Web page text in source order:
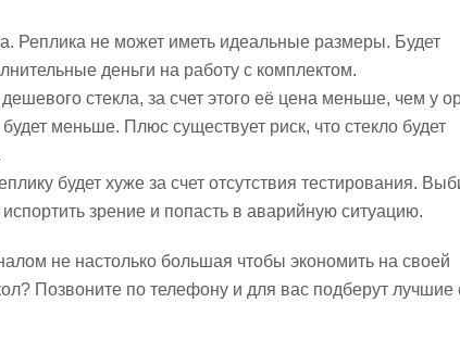
Реплика не может иметь идеальные размеры. Будет
деньги на работу с комплектом.
стекла, за счет этого её цена меньше, чем у
меньше. Плюс существует риск, что стекло будет
будет хуже за счет отсутствия тестирования.
испортить зрение и попасть в аварийную ситуацию.
не настолько большая чтобы экономить на своей
Позвоните по телефону и для вас подберут лучшие